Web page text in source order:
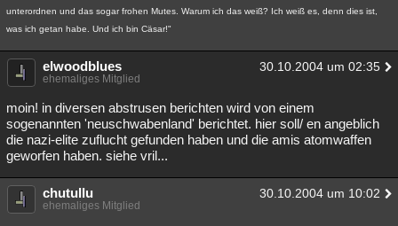
unterordnen und das sogar frohen Mutes. Warum ich das weiß? Ich weiß es, denn dies ist,
was ich getan habe. Und ich bin Cäsar!"
elwoodblues 30.10.2004 um 02:35
ehemaliges Mitglied
moin! in diversen abstrusen berichten wird von einem
sogenannten 'neuschwabenland' berichtet. hier soll/ en angeblich
die nazi-elite zuflucht gefunden haben und die amis atomwaffen
geworfen haben. siehe vril...
chutullu 30.10.2004 um 10:02
ehemaliges Mitglied